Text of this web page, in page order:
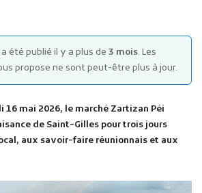
des actes
publics
financés par l'Europe
été publié il y a plus de 3 mois. Les
propose ne sont peut-être plus à jour.
16 mai 2026, le marché Zartizan Péi
de Saint-Gilles pour trois jours
aux savoir-faire réunionnais et aux